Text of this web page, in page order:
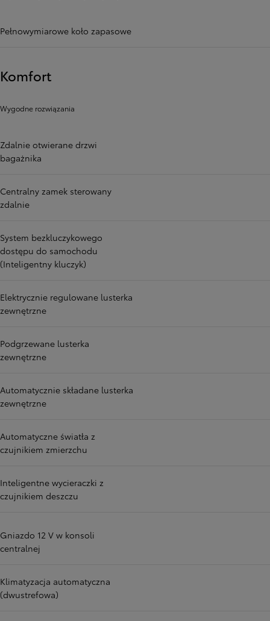
Pełnowymiarowe koło zapasowe
Komfort
Wygodne rozwiązania
Zdalnie otwierane drzwi
bagażnika
Centralny zamek sterowany
zdalnie
System bezkluczykowego
dostępu do samochodu
(Inteligentny kluczyk)
Elektrycznie regulowane lusterka
zewnętrzne
Podgrzewane lusterka
zewnętrzne
Automatycznie składane lusterka
zewnętrzne
Automatyczne światła z
czujnikiem zmierzchu
Inteligentne wycieraczki z
czujnikiem deszczu
Gniazdo 12 V w konsoli
centralnej
Klimatyzacja automatyczna
(dwustrefowa)